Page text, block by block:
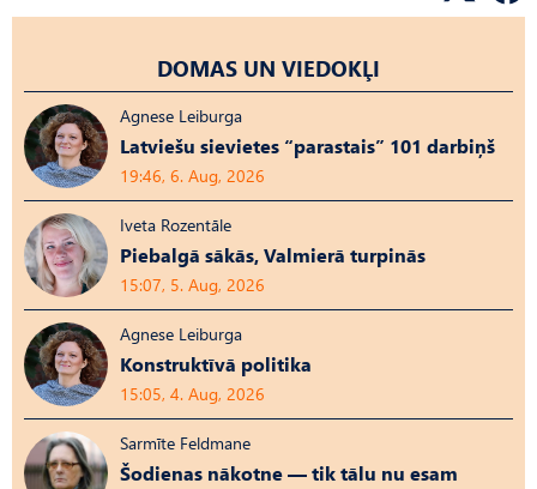
DOMAS UN VIEDOKĻI
Agnese Leiburga
Latviešu sievietes “parastais” 101 darbiņš
19:46, 6. Aug, 2026
Iveta Rozentāle
Piebalgā sākās, Valmierā turpinās
15:07, 5. Aug, 2026
Agnese Leiburga
Konstruktīvā politika
15:05, 4. Aug, 2026
Sarmīte Feldmane
Šodienas nākotne — tik tālu nu esam